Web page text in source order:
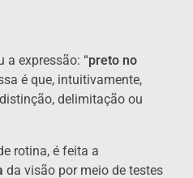
a expressão: “preto no
é que, intuitivamente,
delimitação ou
rotina, é feita a
da visão por meio de testes